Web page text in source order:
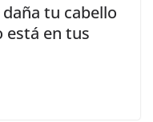
tu cabello
está en tus